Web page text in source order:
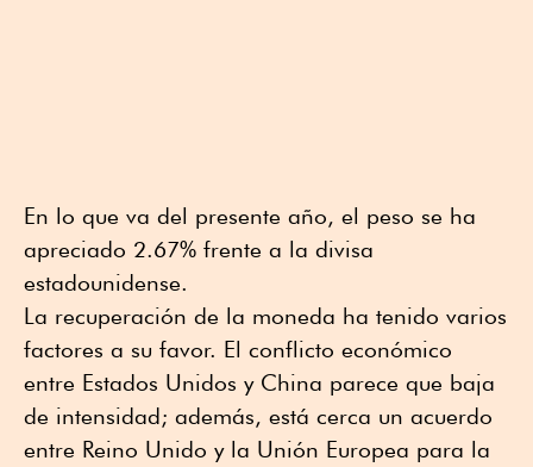
En lo que va del presente año, el peso se ha
apreciado 2.67% frente a la divisa
estadounidense.
La recuperación de la moneda ha tenido varios
factores a su favor. El conflicto económico
entre Estados Unidos y China parece que baja
de intensidad; además, está cerca un acuerdo
entre Reino Unido y la Unión Europea para la